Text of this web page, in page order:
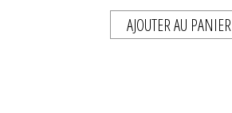
AJOUTER AU PANIER